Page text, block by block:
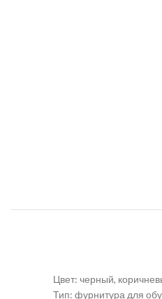
Цвет: черный,
Тип: фурнитура для